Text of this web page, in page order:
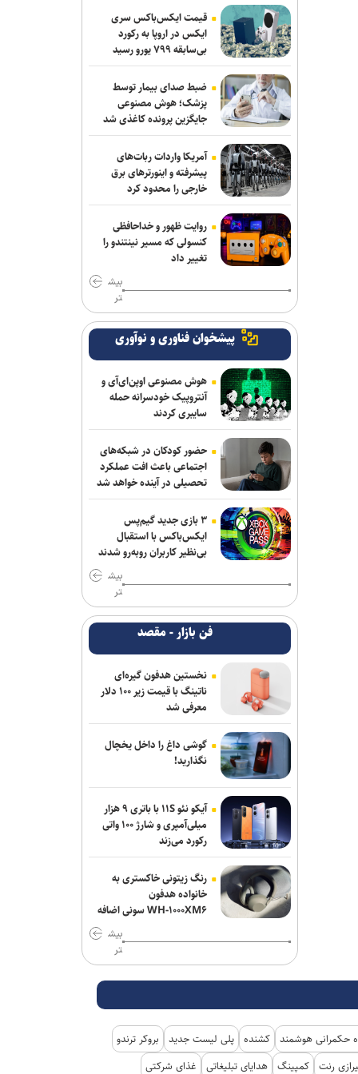
حادثه امنیتی دریایی در جنوب شرقی عدن
پزشکیان: مشروطه نماد بیداری،
قانون‌گرایی و مردم‌سالاری ملت ایران است
گفت‌وگوی تلفنی وزرای امور خارجه ایران و
ایتالیا
قدردانی از حضور حماسی ملت مبعوث
شده در راهپیمایی اربعین
وزارت خارجه یمن: تشدید تنش از سوی
عربستان با واکنشی فراگیر روبه‌رو می‌شود
هزار نظامی صهیونیست زخمی شده‌اند
ترامپ با تهدید افشاگران، بحران مهمات
آمریکا را انکار کرد
جلسات صحن علنی مجلس هفته آینده
برگزار می‌شود
بیانیۀ خانواده شهید لاریجانی دربارۀ
گمانه‌زنی‌های رسانه‌ای
هلاکت اعضای یک تیم تروریستی در
سیستان‌وبلوچستان
آتلانتیک: دستاوردهای انتخاباتی ترامپ در
حال از بین رفتن است
حمله یک شهپاد به یک کشتی در نزدیکی
باب‌المندب
مسلح در کرمان بازداشت شدند
انفجار در سوریه/ پهپادها در آسمان لاذقیه
رویت شدند
سردار موسوی: بسیجیان دریا دل کاشان به
وجود شما مباهات می‌کنیم
گاردین: ترامپ هیچ ایده‌ای برای پایان دادن
به جنگ شکست‌خورده علیه ایران ندارد
قیمت ایکس‌باکس سری
ایکس در اروپا به رکورد
بی‌سابقه ۷۹۹ یورو رسید
ضبط صدای بیمار توسط
پزشک؛ هوش مصنوعی
جایگزین پرونده کاغذی شد
آمریکا واردات ربات‌های
پیشرفته و اینورترهای برق
خارجی را محدود کرد
روایت ظهور و خداحافظی
کنسولی که مسیر نینتندو را
تغییر داد
بیش
تر
پیشخوان فناوری و نوآوری
هوش مصنوعی اوپن‌ای‌آی و
آنتروپیک خودسرانه حمله
سایبری کردند
حضور کودکان در شبکه‌های
اجتماعی باعث افت عملکرد
تحصیلی در آینده خواهد شد
۳ بازی جدید گیم‌پس
ایکس‌باکس با استقبال
بی‌نظیر کاربران روبه‌رو شدند
بیش
تر
فن بازار - مقصد
نخستین هدفون گیره‌ای
ناتینگ با قیمت زیر ۱۰۰ دلار
معرفی شد
گوشی داغ را داخل یخچال
نگذارید!
آیکو نئو ۱۱S با باتری ۹ هزار
میلی‌آمپری و شارژ ۱۰۰ واتی
رکورد می‌زند
رنگ زیتونی خاکستری به
خانواده هدفون
WH-۱۰۰۰XM۶ سونی اضافه
بیش
تر
حکمرانی هوشمند کشنده پلی لیست جدید
بروکر ترندو
رنت کمپینگ هدایای تبلیغاتی غذای شرکتی